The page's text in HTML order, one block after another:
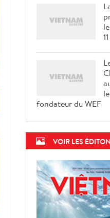
fondateur du WEF
VOIR LES